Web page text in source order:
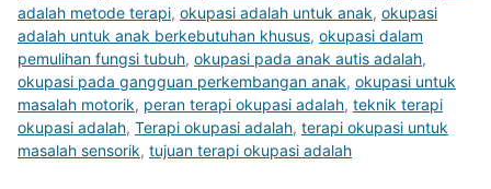
adalah metode terapi, okupasi adalah untuk anak, okupasi
adalah untuk anak berkebutuhan khusus, okupasi dalam
pemulihan fungsi tubuh, okupasi pada anak autis adalah,
okupasi pada gangguan perkembangan anak, okupasi untuk
masalah motorik, peran terapi okupasi adalah, teknik terapi
okupasi adalah, Terapi okupasi adalah, terapi okupasi untuk
masalah sensorik, tujuan terapi okupasi adalah